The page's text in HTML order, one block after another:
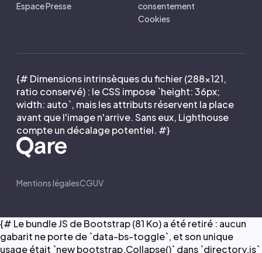
Espace Presse
consentement
Cookies
{# Dimensions intrinsèques du fichier (288×121,
ratio conservé) : le CSS impose `height: 36px;
width: auto`, mais les attributs réservent la place
avant que l'image n'arrive. Sans eux, Lighthouse
compte un décalage potentiel. #}
Mentions légalesCGUV
{# Le bundle JS de Bootstrap (81 Ko) a été retiré : aucun
gabarit ne porte de `data-bs-toggle`, et son unique
usage était `new bootstrap.Collapse()` dans `directory.js`